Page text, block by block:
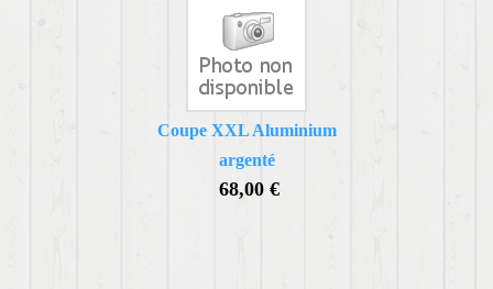
Coupe XXL Aluminium
argenté
68,00 €